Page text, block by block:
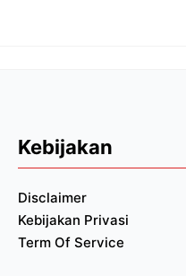
Kebijakan
Disclaimer
Kebijakan Privasi
Term Of Service